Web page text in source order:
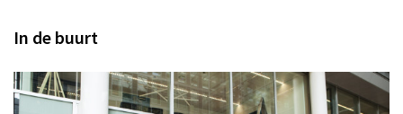
In de buurt